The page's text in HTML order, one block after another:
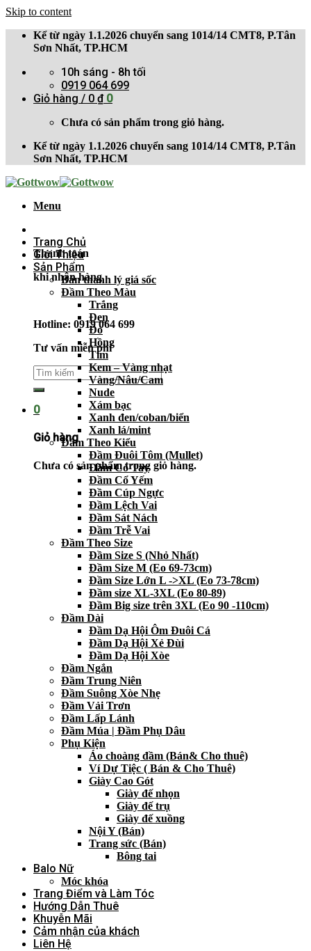
Skip to content
Kể từ ngày 1.1.2026 chuyển sang 1014/14 CMT8, P.Tân
Sơn Nhất, TP.HCM
10h sáng - 8h tối
0919 064 699
Giỏ hàng / 0 ₫ 0
Chưa có sản phẩm trong giỏ hàng.
Kể từ ngày 1.1.2026 chuyển sang 1014/14 CMT8, P.Tân
Sơn Nhất, TP.HCM
Menu
Thanh toán
khi nhận hàng
Hotline: 0919 064 699
Tư vấn miễn phí
0
Giỏ hàng
Chưa có sản phẩm trong giỏ hàng.
Trang Chủ
Giới Thiệu
Sản Phẩm
Bán thanh lý giá sốc
Đầm Theo Màu
Trắng
Đen
Đỏ
Hồng
Tím
Kem – Vàng nhạt
Vàng/Nâu/Cam
Nude
Xám bạc
Xanh đen/coban/biển
Xanh lá/mint
Đầm Theo Kiểu
Đầm Đuôi Tôm (Mullet)
Đầm Có Tay
Đầm Cổ Yếm
Đầm Cúp Ngực
Đầm Lệch Vai
Đầm Sát Nách
Đầm Trễ Vai
Đầm Theo Size
Đầm Size S (Nhỏ Nhất)
Đầm Size M (Eo 69-73cm)
Đầm Size Lớn L ->XL (Eo 73-78cm)
Đầm size XL-3XL (Eo 80-89)
Đầm Big size trên 3XL (Eo 90 -110cm)
Đầm Dài
Đầm Dạ Hội Ôm Đuôi Cá
Đầm Dạ Hội Xẻ Đùi
Đầm Dạ Hội Xòe
Đầm Ngắn
Đầm Trung Niên
Đầm Suông Xòe Nhẹ
Đầm Vải Trơn
Đầm Lấp Lánh
Đầm Múa | Đầm Phụ Dâu
Phụ Kiện
Áo choàng đầm (Bán& Cho thuê)
Ví Dự Tiệc ( Bán & Cho Thuê)
Giày Cao Gót
Giày đế nhọn
Giày đế trụ
Giày đế xuồng
Nội Y (Bán)
Trang sức (Bán)
Bông tai
Balo Nữ
Móc khóa
Trang Điểm và Làm Tóc
Hướng Dẫn Thuê
Khuyễn Mãi
Cảm nhận của khách
Liên Hệ